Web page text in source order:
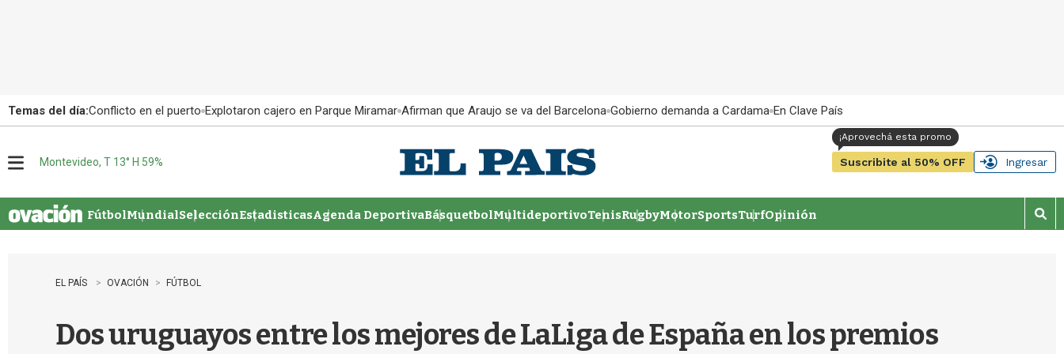
Temas del día:Conflicto en el puerto Explotaron cajero en Parque Miramar Afirman que Araujo se va del Barcelona Gobierno demanda a Cardama En Clave País
u
Montevideo, T 13° H 59% Suscribite al 50% OFF Ingresar
FútbolMundialSelecciónEstadisticasAgenda DeportivaBásquetbolMultideportivoTenisRugbyMotorSportsTurfOpinión
M
o
EL PAÍS OVACIÓN FÚTBOL
Dos uruguayos entre los mejores de LaLiga de España en los premios